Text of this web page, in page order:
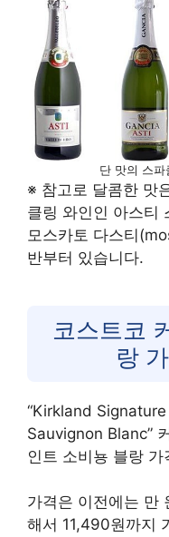
단 맛의 스파
※ 참고로 달콤한 맛
클링 와인인 아스티
모스카토 다스티
반부터 있습니다.
코스트코
랑
“Kirkland
Sauvignon Blanc”
인트 소비뇽 블랑 가
가격은 이전에는 만
해서 11,490원까지